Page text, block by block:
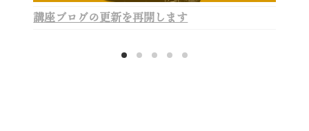
講座ブログの更新を再開します